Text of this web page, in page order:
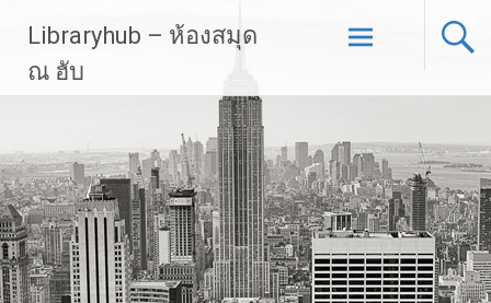
content
Libraryhub – ห้องสมุด
ณ ฮับ